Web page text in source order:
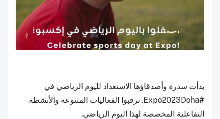
بدأت سدرة وأصدقاؤها الاستعداد لليوم الرياضي في
#Expo2023Doha. ترقبوا الفعاليات المتنوعة والأنشطة
التفاعلية المخصصة لهذا اليوم الرياضي.